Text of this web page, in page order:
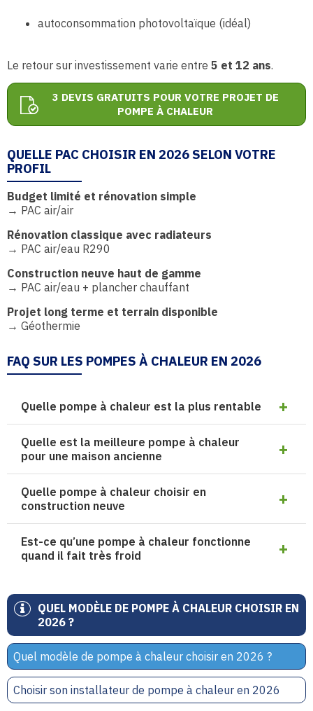
QUEL MODÈLE DE POMPE À CHALEUR CHOISIR EN
2026 ?
Quel modèle de pompe à chaleur choisir en 2026 ?
Choisir son installateur de pompe à chaleur en 2026
autoconsommation photovoltaïque (idéal)
Le retour sur investissement varie entre 5 et 12 ans.
3 DEVIS GRATUITS POUR VOTRE PROJET DE
POMPE À CHALEUR
QUELLE PAC CHOISIR EN 2026 SELON VOTRE
PROFIL
Budget limité et rénovation simple
→ PAC air/air
Rénovation classique avec radiateurs
→ PAC air/eau R290
Construction neuve haut de gamme
→ PAC air/eau + plancher chauffant
Projet long terme et terrain disponible
→ Géothermie
FAQ SUR LES POMPES À CHALEUR EN 2026
Quelle pompe à chaleur est la plus rentable
Quelle est la meilleure pompe à chaleur
pour une maison ancienne
Quelle pompe à chaleur choisir en
construction neuve
Est-ce qu’une pompe à chaleur fonctionne
quand il fait très froid